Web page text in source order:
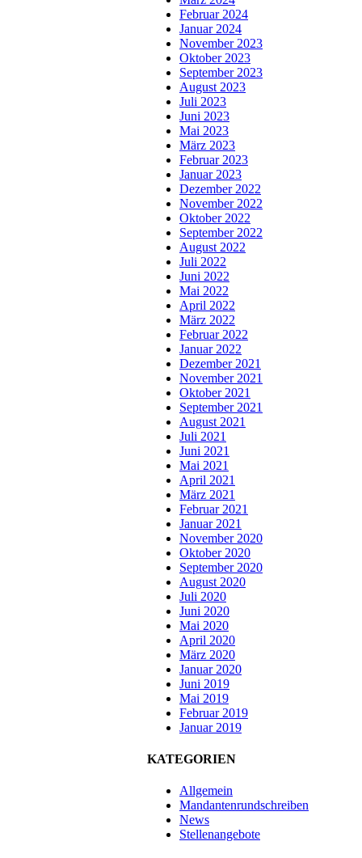
Februar 2024
Januar 2024
November 2023
Oktober 2023
September 2023
August 2023
Juli 2023
Juni 2023
Mai 2023
März 2023
Februar 2023
Januar 2023
Dezember 2022
November 2022
Oktober 2022
September 2022
August 2022
Juli 2022
Juni 2022
Mai 2022
April 2022
März 2022
Februar 2022
Januar 2022
Dezember 2021
November 2021
Oktober 2021
September 2021
August 2021
Juli 2021
Juni 2021
Mai 2021
April 2021
März 2021
Februar 2021
Januar 2021
November 2020
Oktober 2020
September 2020
August 2020
Juli 2020
Juni 2020
Mai 2020
April 2020
März 2020
Januar 2020
Juni 2019
Mai 2019
Februar 2019
Januar 2019
KATEGORIEN
Allgemein
Mandantenrundschreiben
News
Stellenangebote